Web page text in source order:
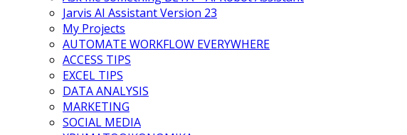
Jarvis AI Assistant Version 23
My Projects
AUTOMATE WORKFLOW EVERYWHERE
ACCESS TIPS
EXCEL TIPS
DATA ANALYSIS
MARKETING
SOCIAL MEDIA